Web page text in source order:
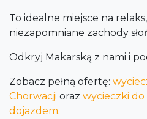
To idealne miejsce na
niezapomniane zachody
Odkryj Makarską z nami i
Zobacz pełną ofertę:
Chorwacji oraz wycieczki do
dojazdem.